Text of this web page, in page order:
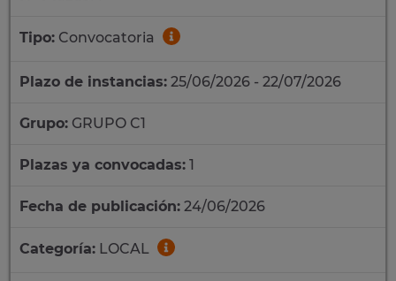
Tipo: Convocatoria
Plazo de instancias: 25/06/2026 - 22/07/2026
Grupo: GRUPO C1
Plazas ya convocadas: 1
Fecha de publicación: 24/06/2026
Categoría: LOCAL